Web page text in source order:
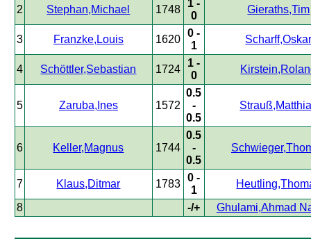
2 Stephan,Michael 1748
1 -
0
Gieraths,Tim
3 Franzke,Louis 1620
0 -
1
4 Schöttler,Sebastian 1724
1 -
0
5 Zaruba,Ines 1572
0.5
-
0.5
6 Keller,Magnus 1744
0.5
-
0.5
7 Klaus,Ditmar 1783
0 -
1
8
-/+ Ghulami,Ahmad